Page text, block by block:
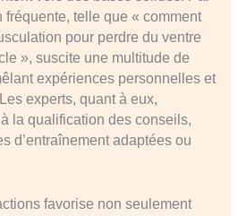
telle que « comment
pour perdre du ventre
», suscite une multitude de
expériences personnelles et
experts, quant à eux,
la qualification des conseils,
d’entraînement adaptées ou
favorise non seulement